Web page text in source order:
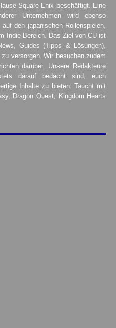
Square Enix beschäftigt. Eine
Unternehmen wird ebenso
den japanischen Rollenspielen,
Indie-Bereich. Das Ziel von CU ist
Guides (Tipps & Lösungen),
versorgen. Wir besuchen zudem
darüber. Unsere Redakteure
darauf bedacht sind, euch
Inhalte zu bieten. Taucht mit
Dragon Quest, Kingdom Hearts